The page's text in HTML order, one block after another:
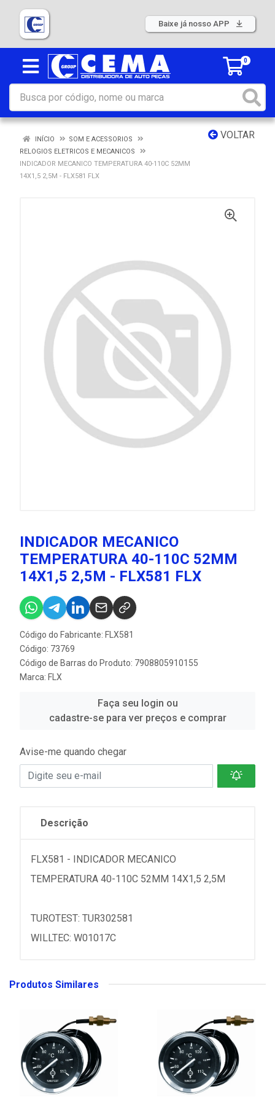
Baixe já nosso APP
0
VOLTAR
INÍCIO
SOM E ACESSORIOS
RELOGIOS ELETRICOS E MECANICOS
INDICADOR MECANICO TEMPERATURA 40-110C 52MM
14X1,5 2,5M - FLX581 FLX
INDICADOR MECANICO
TEMPERATURA 40-110C 52MM
14X1,5 2,5M - FLX581 FLX
Código do Fabricante: FLX581
Código: 73769
Código de Barras do Produto: 7908805910155
Marca: FLX
Faça seu login ou
cadastre-se para ver preços e comprar
Avise-me quando chegar
Descrição
FLX581 - INDICADOR MECANICO
TEMPERATURA 40-110C 52MM 14X1,5 2,5M
TUROTEST: TUR302581
WILLTEC: W01017C
Produtos Similares